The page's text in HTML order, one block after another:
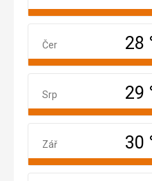
Červenec
Čer 28
Srpen
Srp 29
Září
Zář 30